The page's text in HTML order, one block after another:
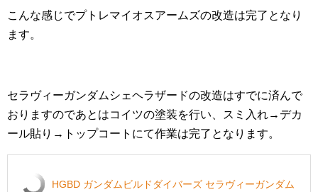
こんな感じでプトレマイオスアームズの改造は完了となり
ます。
セラヴィーガンダムシェヘラザードの改造はすでに済んで
おりますのであとはコイツの塗装を行い、スミ入れ→デカ
ール貼り→トップコートにて作業は完了となります。
HGBD ガンダムビルドダイバーズ セラヴィーガンダム